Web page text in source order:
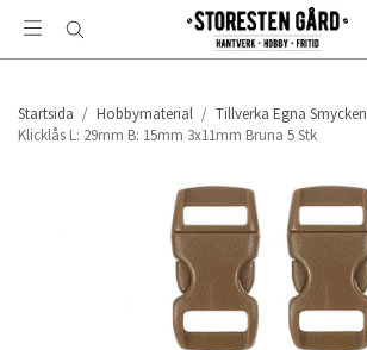
Startsida / Hobbymaterial / Tillverka Egna Smycken
Klicklås L: 29mm B: 15mm 3x11mm Bruna 5 Stk